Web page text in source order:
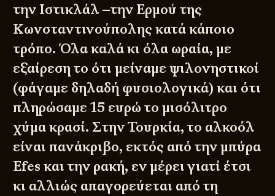
την Ιστικλάλ –την Ερμού της
Κωνσταντινούπολης κατά κάποιο
τρόπο. Όλα καλά κι όλα ωραία, με
εξαίρεση το ότι μείναμε ψιλονηστικοί
(φάγαμε δηλαδή φυσιολογικά) και ότι
πληρώσαμε 15 ευρώ το μισόλιτρο
χύμα κρασί. Στην Τουρκία, το αλκοόλ
είναι πανάκριβο, εκτός από την μπύρα
Efes και την ρακή, εν μέρει γιατί έτσι
κι αλλιώς απαγορεύεται από τη